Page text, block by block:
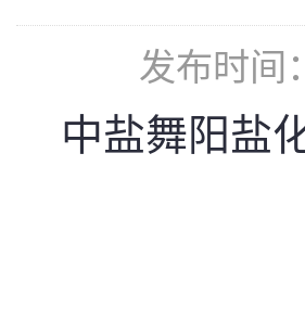
发布时间
中盐舞阳盐